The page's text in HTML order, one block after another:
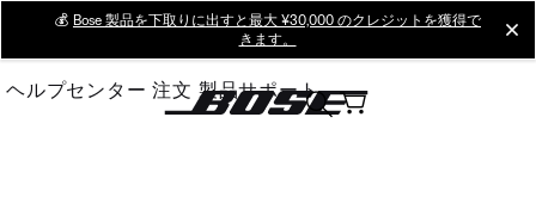
Main
💰 Bose 製品を下取りに出すと最大 ¥30,000 のクレジットを獲得で
きます。
ヘルプセンター 注文 製品サポート